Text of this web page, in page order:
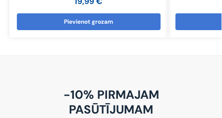
Pievienot grozam
-10% PIRMAJAM
PASŪTĪJUMAM